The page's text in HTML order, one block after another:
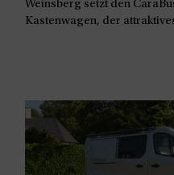
Weinsberg setzt den
Kastenwagen, der